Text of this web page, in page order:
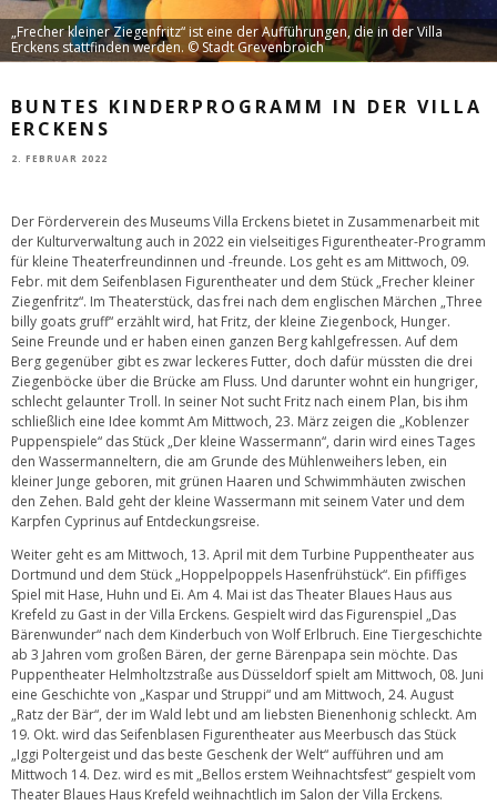
„Frecher kleiner Ziegenfritz“ ist eine der Aufführungen, die in der Villa
Erckens stattfinden werden. © Stadt Grevenbroich
BUNTES KINDERPROGRAMM IN DER VILLA
ERCKENS
2. FEBRUAR 2022
Der Förderverein des Museums Villa Erckens bietet in Zusammenarbeit mit
der Kulturverwaltung auch in 2022 ein vielseitiges Figurentheater-Programm
für kleine Theaterfreundinnen und -freunde. Los geht es am Mittwoch, 09.
Febr. mit dem Seifenblasen Figurentheater und dem Stück „Frecher kleiner
Ziegenfritz“. Im Theaterstück, das frei nach dem englischen Märchen „Three
billy goats gruff“ erzählt wird, hat Fritz, der kleine Ziegenbock, Hunger.
Seine Freunde und er haben einen ganzen Berg kahlgefressen. Auf dem
Berg gegenüber gibt es zwar leckeres Futter, doch dafür müssten die drei
Ziegenböcke über die Brücke am Fluss. Und darunter wohnt ein hungriger,
schlecht gelaunter Troll. In seiner Not sucht Fritz nach einem Plan, bis ihm
schließlich eine Idee kommt Am Mittwoch, 23. März zeigen die „Koblenzer
Puppenspiele“ das Stück „Der kleine Wassermann“, darin wird eines Tages
den Wassermanneltern, die am Grunde des Mühlenweihers leben, ein
kleiner Junge geboren, mit grünen Haaren und Schwimmhäuten zwischen
den Zehen. Bald geht der kleine Wassermann mit seinem Vater und dem
Karpfen Cyprinus auf Entdeckungsreise.
Weiter geht es am Mittwoch, 13. April mit dem Turbine Puppentheater aus
Dortmund und dem Stück „Hoppelpoppels Hasenfrühstück“. Ein pfiffiges
Spiel mit Hase, Huhn und Ei. Am 4. Mai ist das Theater Blaues Haus aus
Krefeld zu Gast in der Villa Erckens. Gespielt wird das Figurenspiel „Das
Bärenwunder“ nach dem Kinderbuch von Wolf Erlbruch. Eine Tiergeschichte
ab 3 Jahren vom großen Bären, der gerne Bärenpapa sein möchte. Das
Puppentheater Helmholtzstraße aus Düsseldorf spielt am Mittwoch, 08. Juni
eine Geschichte von „Kaspar und Struppi“ und am Mittwoch, 24. August
„Ratz der Bär“, der im Wald lebt und am liebsten Bienenhonig schleckt. Am
19. Okt. wird das Seifenblasen Figurentheater aus Meerbusch das Stück
„Iggi Poltergeist und das beste Geschenk der Welt“ aufführen und am
Mittwoch 14. Dez. wird es mit „Bellos erstem Weihnachtsfest“ gespielt vom
Theater Blaues Haus Krefeld weihnachtlich im Salon der Villa Erckens.